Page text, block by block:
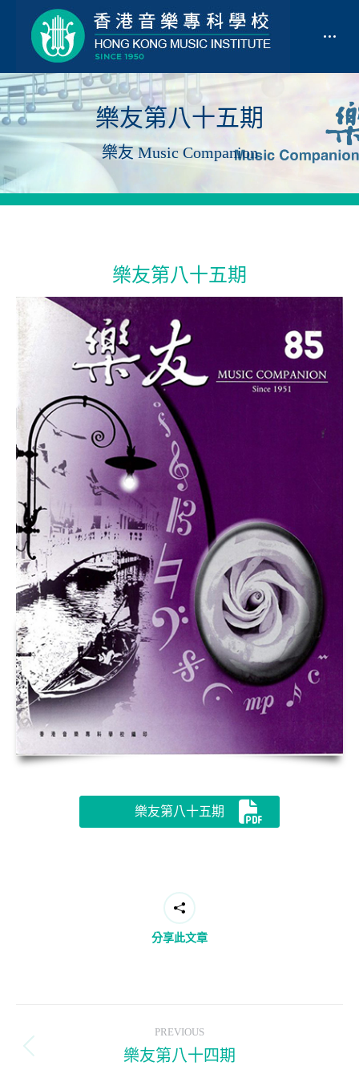
樂友第八十五期
樂友 Music Companion
樂友第八十五期
樂友第八十五期
分享此文章
navigation
PREVIOUS
Previous
樂友第八十四期